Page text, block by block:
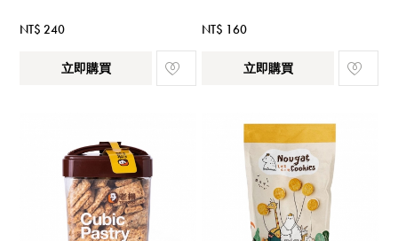
NT$ 240
立即購買
NT$ 160
立即購買